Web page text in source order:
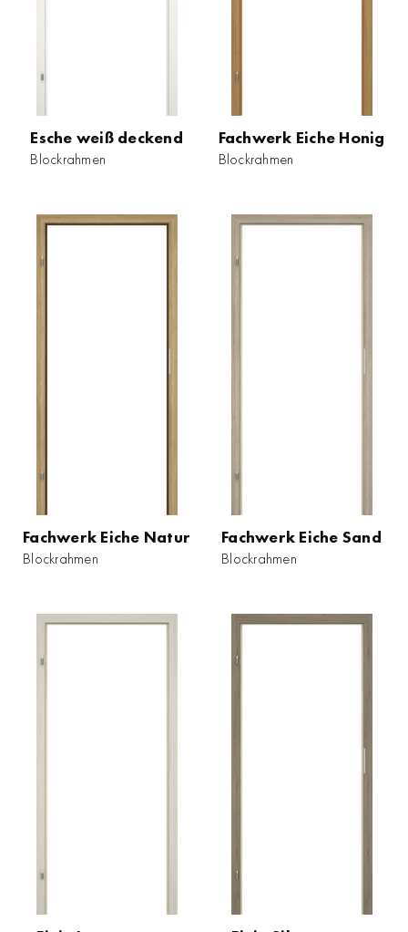
Esche weiß deckend
Blockrahmen
Fachwerk Eiche Honig
Blockrahmen
Fachwerk Eiche Natur
Blockrahmen
Fachwerk Eiche Sand
Blockrahmen